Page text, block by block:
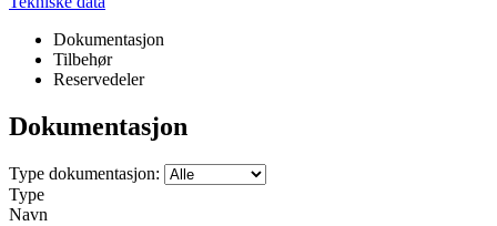
Dokumentasjon
Tilbehør
Reservedeler
Dokumentasjon
Type dokumentasjon:
Type
Navn